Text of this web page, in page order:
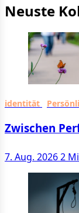
Neuste
identität
Zwischen
7. Aug. 20262